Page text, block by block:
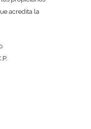
acredita la